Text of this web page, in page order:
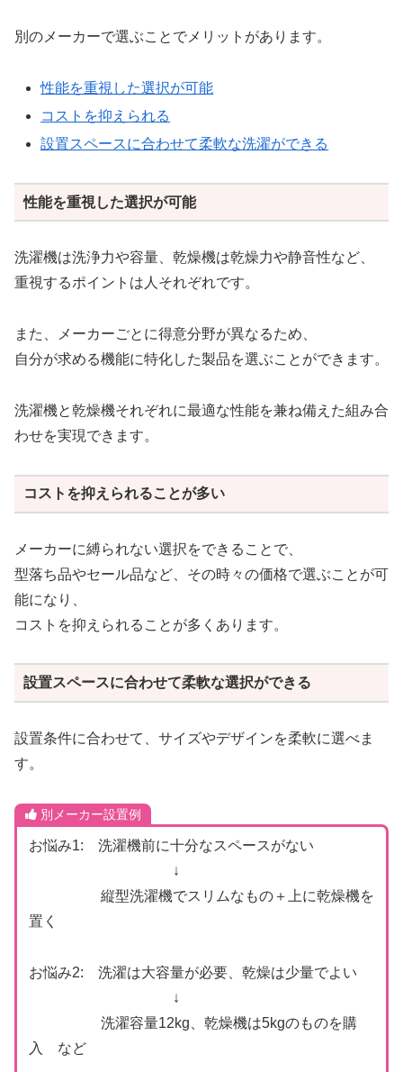
別のメーカーで選ぶことでメリットがあります。
性能を重視した選択が可能
コストを抑えられる
設置スペースに合わせて柔軟な洗濯ができる
性能を重視した選択が可能
洗濯機は洗浄力や容量、乾燥機は乾燥力や静音性など、
重視するポイントは人それぞれです。
また、メーカーごとに得意分野が異なるため、
自分が求める機能に特化した製品を選ぶことができます。
洗濯機と乾燥機それぞれに最適な性能を兼ね備えた組み合
わせを実現できます。
コストを抑えられることが多い
メーカーに縛られない選択をできることで、
型落ち品やセール品など、その時々の価格で選ぶことが可
能になり、
コストを抑えられることが多くあります。
設置スペースに合わせて柔軟な選択ができる
設置条件に合わせて、サイズやデザインを柔軟に選べま
す。
別メーカー設置例
お悩み1: 洗濯機前に十分なスペースがない
↓
縦型洗濯機でスリムなもの＋上に乾燥機を
置く
お悩み2: 洗濯は大容量が必要、乾燥は少量でよい
↓
洗濯容量12kg、乾燥機は5kgのものを購
入 など